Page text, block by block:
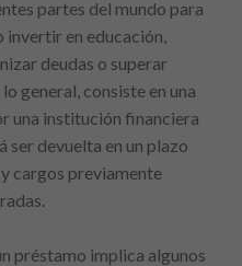
partes del mundo para
en educación,
deudas o superar
general, consiste en una
una institución financiera
ser devuelta en un plazo
cargos previamente
préstamo implica algunos